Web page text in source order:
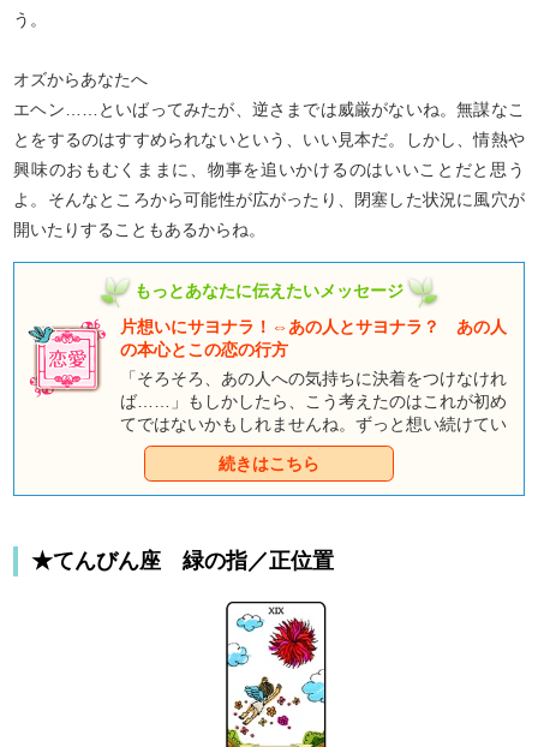
う。
オズからあなたへ
エヘン……といばってみたが、逆さまでは威厳がないね。無謀なこ
とをするのはすすめられないという、いい見本だ。しかし、情熱や
興味のおもむくままに、物事を追いかけるのはいいことだと思う
よ。そんなところから可能性が広がったり、閉塞した状況に風穴が
開いたりすることもあるからね。
もっとあなたに伝えたいメッセージ
片想いにサヨナラ！⇔あの人とサヨナラ？ あの人
の本心とこの恋の行方
「そろそろ、あの人への気持ちに決着をつけなけれ
ば……」もしかしたら、こう考えたのはこれが初め
てではないかもしれませんね。ずっと想い続けてい
るのに、ちっとも変らない「あの人」との関係に、
あなたの心もすっかり疲れてしまっているようで
す。片想いにサヨナラするために勇気を出して告白
話タロットに相談してみませんか？ 童話に登場す
役買ってくれるはずです。
続きはこちら
★てんびん座 緑の指／正位置